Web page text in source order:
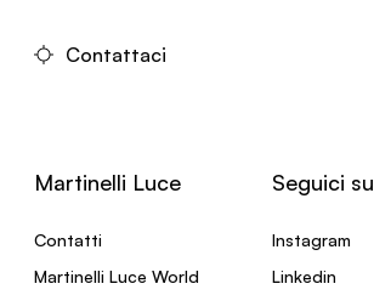
Contattaci
Martinelli Luce
Contatti
Martinelli Luce World
Seguici su
Instagram
Linkedin